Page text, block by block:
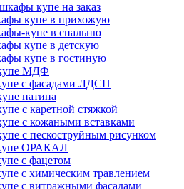
купе на заказ
купе в прихожую
купе в спальню
купе в детскую
купе в гостиную
МДФ
с фасадами ЛДСП
патина
с каретной стяжкой
с кожаными вставками
с пескоструйным рисунком
ОРАКАЛ
с фацетом
с химическим травлением
с витражными фасадами